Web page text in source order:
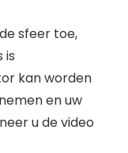
sfeer toe,
is
kan worden
en uw
u de video